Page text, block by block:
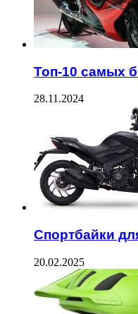
Топ-10 самых
28.11.2024
Спортбайки
20.02.2025